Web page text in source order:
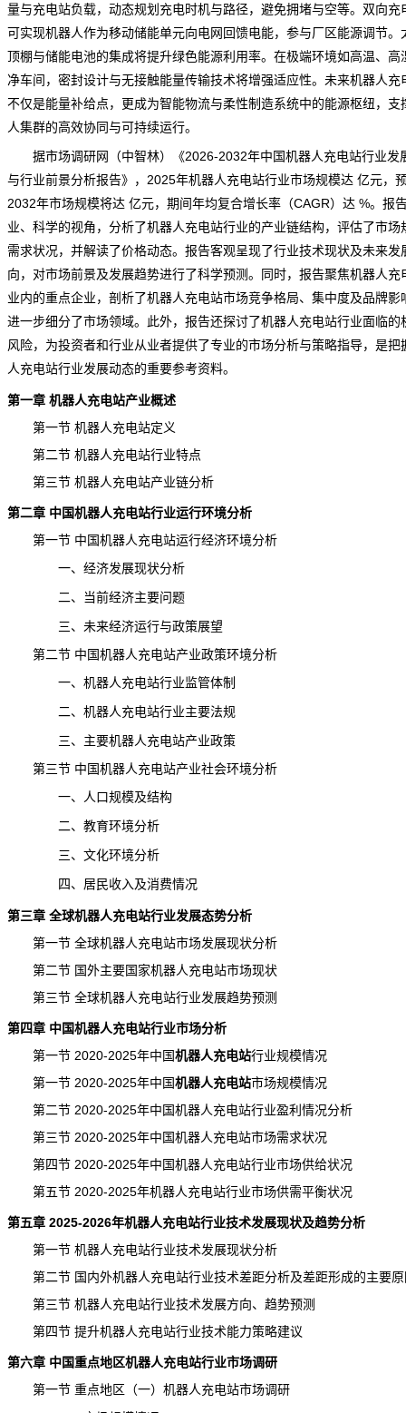
量与充电站负载，动态规划充电时机与路径，避免拥堵与空等。双向充
可实现机器人作为移动储能单元向电网回馈电能，参与厂区能源调节。
顶棚与储能电池的集成将提升绿色能源利用率。在极端环境如高温、高
净车间，密封设计与无接触能量传输技术将增强适应性。未来机器人充
不仅是能量补给点，更成为智能物流与柔性制造系统中的能源枢纽，支
人集群的高效协同与可持续运行。
据市场调研网（中智林）《2026-2032年中国机器人充电站行业发
与行业前景分析报告》，2025年机器人充电站行业市场规模达 亿元，
2032年市场规模将达 亿元，期间年均复合增长率（CAGR）达 %。报
业、科学的视角，分析了机器人充电站行业的产业链结构，评估了市场
需求状况，并解读了价格动态。报告客观呈现了行业技术现状及未来发
向，对市场前景及发展趋势进行了科学预测。同时，报告聚焦机器人充
业内的重点企业，剖析了机器人充电站市场竞争格局、集中度及品牌影
进一步细分了市场领域。此外，报告还探讨了机器人充电站行业面临的
风险，为投资者和行业从业者提供了专业的市场分析与策略指导，是把
人充电站行业发展动态的重要参考资料。
第一章 机器人充电站产业概述
第一节 机器人充电站定义
第二节 机器人充电站行业特点
第三节 机器人充电站产业链分析
第二章 中国机器人充电站行业运行环境分析
第一节 中国机器人充电站运行经济环境分析
一、经济发展现状分析
二、当前经济主要问题
三、未来经济运行与政策展望
第二节 中国机器人充电站产业政策环境分析
一、机器人充电站行业监管体制
二、机器人充电站行业主要法规
三、主要机器人充电站产业政策
第三节 中国机器人充电站产业社会环境分析
一、人口规模及结构
二、教育环境分析
三、文化环境分析
四、居民收入及消费情况
第三章 全球机器人充电站行业发展态势分析
第一节 全球机器人充电站市场发展现状分析
第二节 国外主要国家机器人充电站市场现状
第三节 全球机器人充电站行业发展趋势预测
第四章 中国机器人充电站行业市场分析
第一节 2020-2025年中国机器人充电站行业规模情况
第一节 2020-2025年中国机器人充电站市场规模情况
第二节 2020-2025年中国机器人充电站行业盈利情况分析
第三节 2020-2025年中国机器人充电站市场需求状况
第四节 2020-2025年中国机器人充电站行业市场供给状况
第五节 2020-2025年机器人充电站行业市场供需平衡状况
第五章 2025-2026年机器人充电站行业技术发展现状及趋势分析
第一节 机器人充电站行业技术发展现状分析
第二节 国内外机器人充电站行业技术差距分析及差距形成的主要原
第三节 机器人充电站行业技术发展方向、趋势预测
第四节 提升机器人充电站行业技术能力策略建议
第六章 中国重点地区机器人充电站行业市场调研
第一节 重点地区（一）机器人充电站市场调研